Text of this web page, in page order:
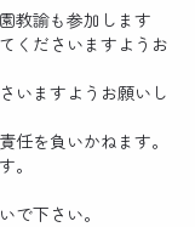
教諭も参加します
くださいますようお
いますようお願いし
任を負いかねます。
。
で下さい。